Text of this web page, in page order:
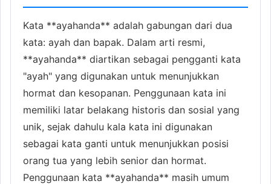
Kata **ayahanda** adalah gabungan dari dua
kata: ayah dan bapak. Dalam arti resmi,
**ayahanda** diartikan sebagai pengganti kata
"ayah" yang digunakan untuk menunjukkan
hormat dan kesopanan. Penggunaan kata ini
memiliki latar belakang historis dan sosial yang
unik, sejak dahulu kala kata ini digunakan
sebagai kata ganti untuk menunjukkan posisi
orang tua yang lebih senior dan hormat.
Penggunaan kata **ayahanda** masih umum